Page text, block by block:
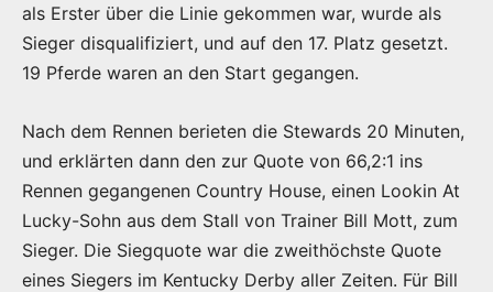
als Erster über die Linie gekommen war, wurde als
Sieger disqualifiziert, und auf den 17. Platz gesetzt.
19 Pferde waren an den Start gegangen.
Nach dem Rennen berieten die Stewards 20 Minuten,
und erklärten dann den zur Quote von 66,2:1 ins
Rennen gegangenen Country House, einen Lookin At
Lucky-Sohn aus dem Stall von Trainer Bill Mott, zum
Sieger. Die Siegquote war die zweithöchste Quote
eines Siegers im Kentucky Derby aller Zeiten. Für Bill